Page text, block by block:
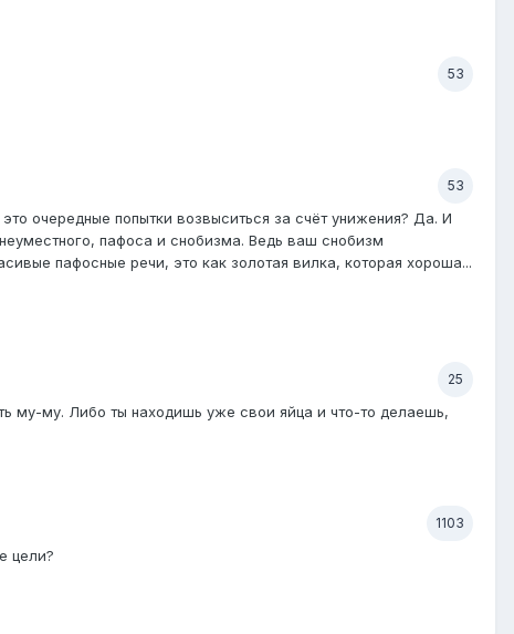
53
53
очередные попытки возвыситься за счёт унижения? Да. И
пафоса и снобизма. Ведь ваш снобизм
пафосные речи, это как золотая вилка, которая хороша...
25
му-му. Либо ты находишь уже свои яйца и что-то делаешь,
1103
цели?